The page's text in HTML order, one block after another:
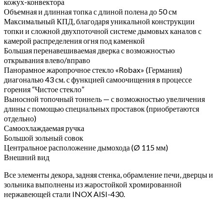
Объемная и длинная топка с длиной полена до 50 см
Максимальный КПД, благодаря уникальной конструкции
топки и сложной двухпоточной системе дымовых каналов с
камерой распределения огня под каменкой
Большая перенавешиваемая дверка с возможностью
открывания влево/вправо
Панорамное жаропрочное стекло «Robax» (Германия)
диагональю 43 см. с функцией самоочищения в процессе
горения “Чистое стекло”
Выносной топочный тоннель — с возможностью увеличения
длины с помощью специальных проставок (приобретаются
отдельно)
Самоохлаждаемая ручка
Большой зольный совок
Центральное расположение дымохода (Ø 115 мм)
Внешний вид
Все элементы декора, задняя стенка, обрамление печи, дверцы и
зольника выполнены из жаростойкой хромированной
нержавеющей стали INOX AISI-430.